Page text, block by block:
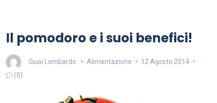
Il pomodoro e i suoi benefici!
Giusi Lombardo Alimentazione
12 Agosto 2014
(0)